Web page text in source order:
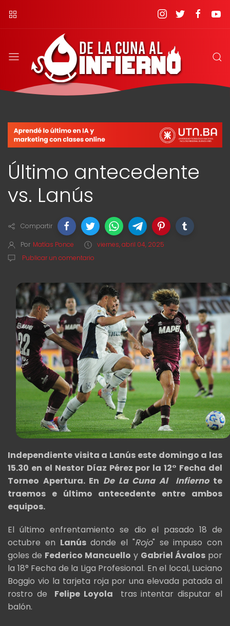
Último antecedente
vs. Lanús
Compartir
Por Matías Ponce
viernes, abril 04, 2025
Publicar un comentario
Independiente visita a Lanús este domingo a las
15.30 en el Nestor Díaz Pérez por la 12° Fecha del
Torneo Apertura. En De La Cuna Al Infierno te
traemos e último antecedente entre ambos
equipos.
El último enfrentamiento se dio el pasado 18 de
octubre en Lanúsdonde el "Rojo" se impuso con
goles de Federico Mancuello y Gabriel Ávalos por
la 18° Fecha de la Liga Profesional. En el local, Luciano
Boggio vio la tarjeta roja por una elevada patada al
rostro de
Felipe Loyola
tras intentar disputar el
balón.